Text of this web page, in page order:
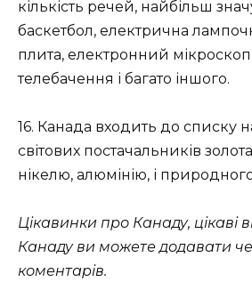
кількість речей, найбільш
баскетбол, електрична
плита, електронний
телебачення і багато іншого.
16. Канада входить до списку
світових постачальників
нікелю, алюмінію, і
Цікавинки про Канаду, цікаві
Канаду ви можете додавати
коментарів.